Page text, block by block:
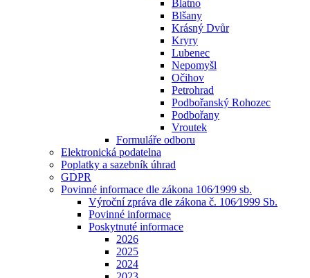
Blatno
Blšany
Krásný Dvůr
Kryry
Lubenec
Nepomyšl
Očihov
Petrohrad
Podbořanský Rohozec
Podbořany
Vroutek
Formuláře odboru
Elektronická podatelna
Poplatky a sazebník úhrad
GDPR
Povinné informace dle zákona 106⁄1999 sb.
Výroční zpráva dle zákona č. 106⁄1999 Sb.
Povinné informace
Poskytnuté informace
2026
2025
2024